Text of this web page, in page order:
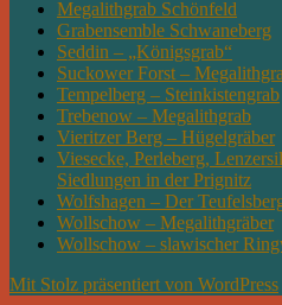
Megalithgrab Schönfeld
Grabensemble Schwaneberg
Seddin – „Königsgrab“
Suckower Forst –
Tempelberg – Steinkistengrab
Trebenow – Megalithgrab
Vieritzer Berg – Hügelgräber
Viesecke, Perleberg,
Siedlungen in der Prignitz
Wolfshagen – Der
Wollschow – Megalithgräber
Wollschow – slawischer
Mit Stolz präsentiert von WordPress